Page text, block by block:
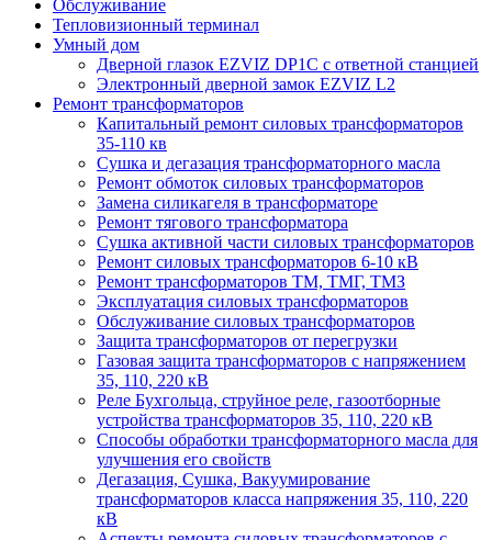
Обслуживание
Тепловизионный терминал
Умный дом
Дверной глазок EZVIZ DP1C с ответной станцией
Электронный дверной замок EZVIZ L2
Ремонт трансформаторов
Капитальный ремонт силовых трансформаторов
35-110 кв
Сушка и дегазация трансформаторного масла
Ремонт обмоток силовых трансформаторов
Замена силикагеля в трансформаторе
Ремонт тягового трансформатора
Сушка активной части силовых трансформаторов
Ремонт силовых трансформаторов 6-10 кВ
Ремонт трансформаторов ТМ, ТМГ, ТМЗ
Эксплуатация силовых трансформаторов
Обслуживание силовых трансформаторов
Защита трансформаторов от перегрузки
Газовая защита трансформаторов с напряжением
35, 110, 220 кВ
Реле Бухгольца, струйное реле, газоотборные
устройства трансформаторов 35, 110, 220 кВ
Способы обработки трансформаторного масла для
улучшения его свойств
Дегазация, Сушка, Вакуумирование
трансформаторов класса напряжения 35, 110, 220
кВ